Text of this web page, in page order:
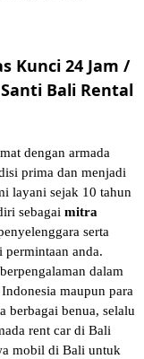
Kunci 24 Jam /
Bali Rental
dengan armada
prima dan menjadi
layani sejak 10 tahun
sebagai mitra
serta
permintaan anda.
dalam
maupun para
berbagai benua, selalu
rent car di Bali
mobil di Bali untuk